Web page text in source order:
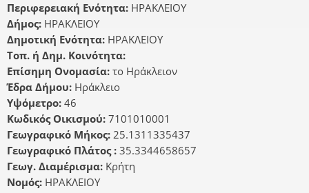
Περιφερειακή Ενότητα: ΗΡΑΚΛΕΙΟΥ
Δήμος: ΗΡΑΚΛΕΙΟΥ
Δημοτική Ενότητα: ΗΡΑΚΛΕΙΟΥ
Τοπ. ή Δημ. Κοινότητα:
Επίσημη Ονομασία: το Ηράκλειον
Έδρα Δήμου: Ηράκλειο
Υψόμετρο: 46
Κωδικός Οικισμού: 7101010001
Γεωγραφικό Μήκος: 25.1311335437
Γεωγραφικό Πλάτος : 35.3344658657
Γεωγ. Διαμέρισμα: Κρήτη
Νομός: ΗΡΑΚΛΕΙΟΥ